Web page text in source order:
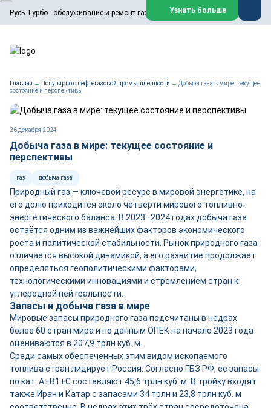
Русь-Турбо - обслуживание и ремонт газовых паровых турбин
ООО «Русь-Турбо» занимается сервисом газовых и паровых
турбин, комплексным ремонтом, восстановлением,
техническим обслуживанием оборудования ТЭС,
работают на нефтегазовых, нефтехимических,
металлургических и других предприятиях.
Реклама. ООО «Русь-Турбо», ИНН 7802588950
erid: F7NfYUJCUneVdwPs4znf
Перейти на сайт Закрыть
Узнать больше
Главная → Популярно о нефтегазовой промышленности → Добыча газа в мире: текущее
состояние и перспективы
26 декабря 2024
Добыча газа в мире: текущее состояние и
перспективы
газ добыча газа
Природный газ — ключевой ресурс в мировой энергетике, на
его долю приходится около четверти мирового топливно-
энергетического баланса. В 2023–2024 годах добыча газа
остаётся одним из важнейших факторов экономического
роста и политической стабильности. Рынок природного газа
отличается высокой динамикой, а его развитие продолжает
определяться геополитическими факторами,
технологическими инновациями и стремлением стран к
углеродной нейтральности.
Запасы и добыча газа в мире
Мировые запасы природного газа подсчитаны в недрах
более 60 стран мира и по данным ОПЕК на начало 2023 года
оцениваются в 207,9 трлн куб. м.
Среди самых обеспеченных этим видом ископаемого
топлива стран лидирует Россия. Согласно ГБЗ РФ, её запасы
по кат. А+В1+С составляют 45,6 трлн куб. м. В тройку входят
также Иран и Катар с запасами 34 трлн и 23,8 трлн куб. м